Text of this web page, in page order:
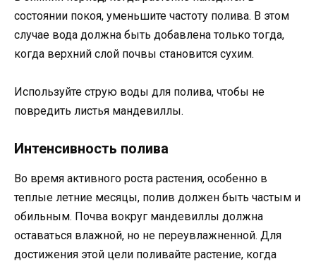
состоянии покоя, уменьшите частоту полива. В этом
случае вода должна быть добавлена только тогда,
когда верхний слой почвы становится сухим.
Используйте струю воды для полива, чтобы не
повредить листья мандевиллы.
Интенсивность полива
Во время активного роста растения, особенно в
теплые летние месяцы, полив должен быть частым и
обильным. Почва вокруг мандевиллы должна
оставаться влажной, но не переувлажненной. Для
достижения этой цели поливайте растение, когда